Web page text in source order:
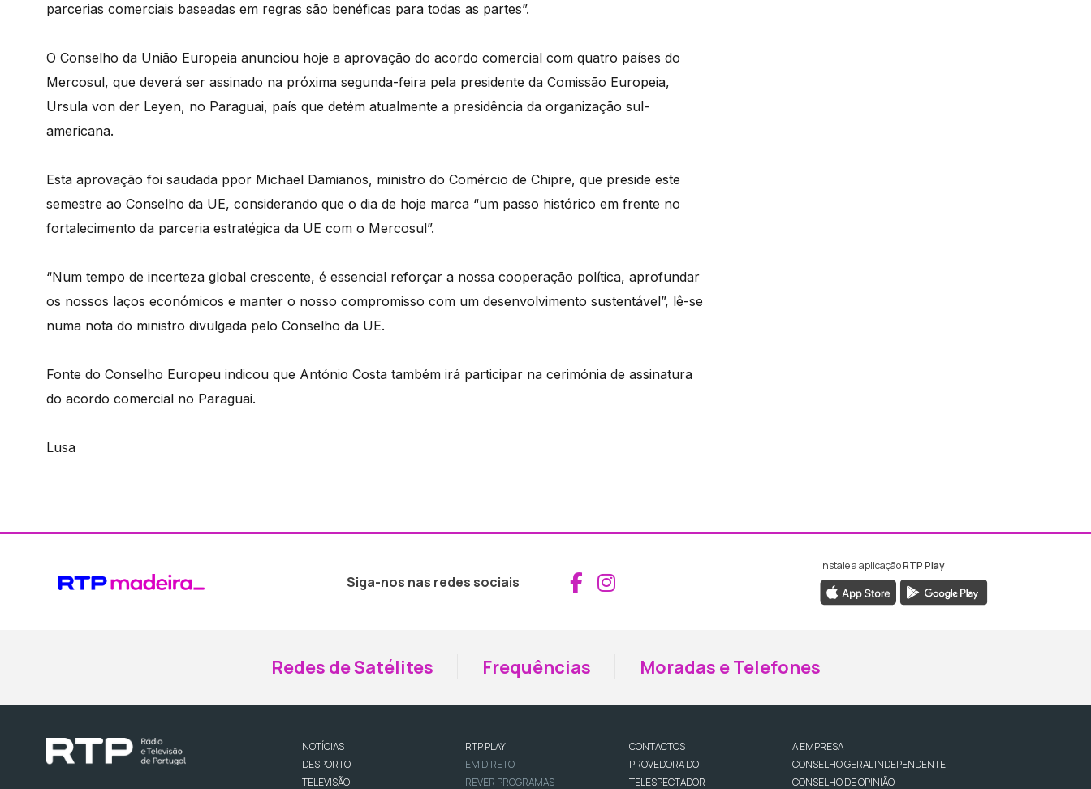
parcerias comerciais baseadas em regras são benéficas para todas as partes”.
O Conselho da União Europeia anunciou hoje a aprovação do acordo comercial com quatro países do
Mercosul, que deverá ser assinado na próxima segunda-feira pela presidente da Comissão Europeia,
Ursula von der Leyen, no Paraguai, país que detém atualmente a presidência da organização sul-
americana.
Esta aprovação foi saudada ppor Michael Damianos, ministro do Comércio de Chipre, que preside este
semestre ao Conselho da UE, considerando que o dia de hoje marca “um passo histórico em frente no
fortalecimento da parceria estratégica da UE com o Mercosul”.
“Num tempo de incerteza global crescente, é essencial reforçar a nossa cooperação política, aprofundar
os nossos laços económicos e manter o nosso compromisso com um desenvolvimento sustentável”, lê-se
numa nota do ministro divulgada pelo Conselho da UE.
Fonte do Conselho Europeu indicou que António Costa também irá participar na cerimónia de assinatura
do acordo comercial no Paraguai.
Lusa
Siga-nos nas redes sociais Aceder ao Facebook da RTP Madeira
Aceder ao Instagram da RTP Madeira
Instale a aplicaçãoRTP Play
Redes de Satélites Frequências Moradas e Telefones
NOTÍCIAS
DESPORTO
TELEVISÃO
RTP PLAY
EM DIRETO
REVER PROGRAMAS
CONTACTOS
PROVEDORA DO
TELESPECTADOR
A EMPRESA
CONSELHO GERAL INDEPENDENTE
CONSELHO DE OPINIÃO